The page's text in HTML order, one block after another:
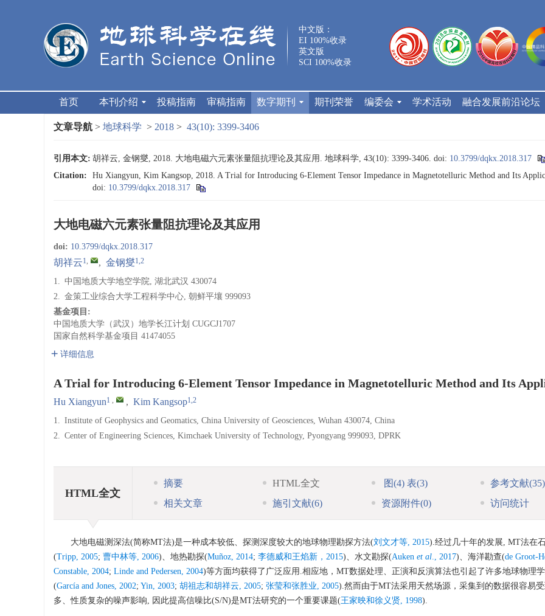
中文版：
EI 100%收录
英文版
SCI 100%收录
首页 本刊介绍 投稿指南 审稿指南 数字期刊 期刊荣誉 编委会 学术活动 融合发展前沿论坛
文章导航 > 地球科学 > 2018 > 43(10): 3399-3406
引用本文: 胡祥云, 金钢燮, 2018. 大地电磁六元素张量阻抗理论及其应用. 地球科学, 43(10): 3399-3406. doi: 10.3799/dqkx.2018.317
Citation:
Hu Xiangyun, Kim Kangsop, 2018. A Trial for Introducing 6-Element Tensor Impedance in Magnetotelluric Method and Its
doi: 10.3799/dqkx.2018.317
大地电磁六元素张量阻抗理论及其应用
doi: 10.3799/dqkx.2018.317
胡祥云1, , 金钢燮1,2
1. 中国地质大学地空学院, 湖北武汉 430074
2. 金策工业综合大学工程科学中心, 朝鲜平壤 999093
基金项目:
中国地质大学（武汉）地学长江计划 CUGCJ1707
国家自然科学基金项目 41474055
详细信息
A Trial for Introducing 6-Element Tensor Impedance in Magnetotelluric Method and Its
Hu Xiangyun1 , , Kim Kangsop1,2
1. Institute of Geophysics and Geomatics, China University of Geosciences, Wuhan 430074, China
2. Center of Engineering Sciences, Kimchaek University of Technology, Pyongyang 999093, DPRK
HTML全文
摘要 HTML全文 图(4) 表(3) 参考文献(35)
相关文章
施引文献(6) 资源附件(0) 访问统计
大地电磁测深法(简称MT法)是一种成本较低、探测深度较大的地球物理勘探方法(刘文才等, 2015).经过几十年的发展, MT法在
(Tripp, 2005; 曹中林等, 2006)、地热勘探(Muñoz, 2014; 李德威和王焰新，2015)、水文勘探(Auken et al., 2017)、海洋勘查(de Groot-
Constable, 2004; Linde and Pedersen, 2004)等方面均获得了广泛应用.相应地，MT数据处理、正演和反演算法也引起了许多地球物理
(García and Jones, 2002; Yin, 2003; 胡祖志和胡祥云, 2005; 张莹和张胜业, 2005).然而由于MT法采用天然场源，采集到的数据很容易
多、性质复杂的噪声影响, 因此提高信噪比(S/N)是MT法研究的一个重要课题(王家映和徐义贤, 1998).